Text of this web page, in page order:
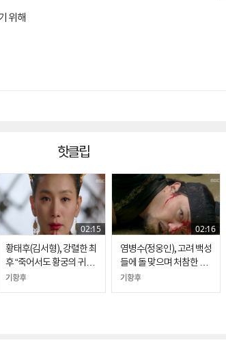
위해
핫클립
02:15
황태후(김서형), 강렬한 최
후 “죽어서도 황궁의 귀신
이 될 것“
기황후
02:16
염병수(정웅인), 고려 백성
들에 돌 맞으며 처참한 죽
음
기황후